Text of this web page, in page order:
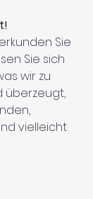
Sie
Sie sich
wir zu
überzeugt,
vielleicht